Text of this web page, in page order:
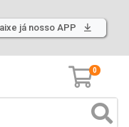
já nosso APP
0